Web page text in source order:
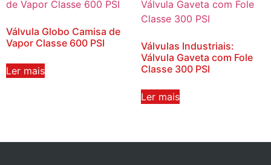
Válvula Globo Camisa de
Vapor Classe 600 PSI
Ler mais
Válvulas Industriais:
Válvula Gaveta com Fole
Classe 300 PSI
Ler mais